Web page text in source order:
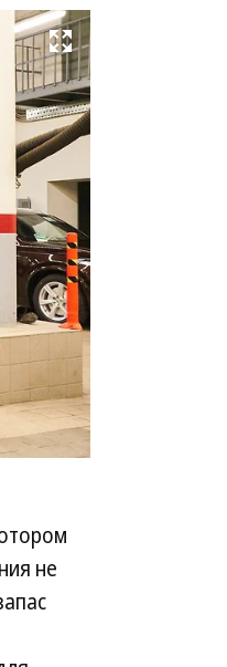
Развернуть на весь экран
не